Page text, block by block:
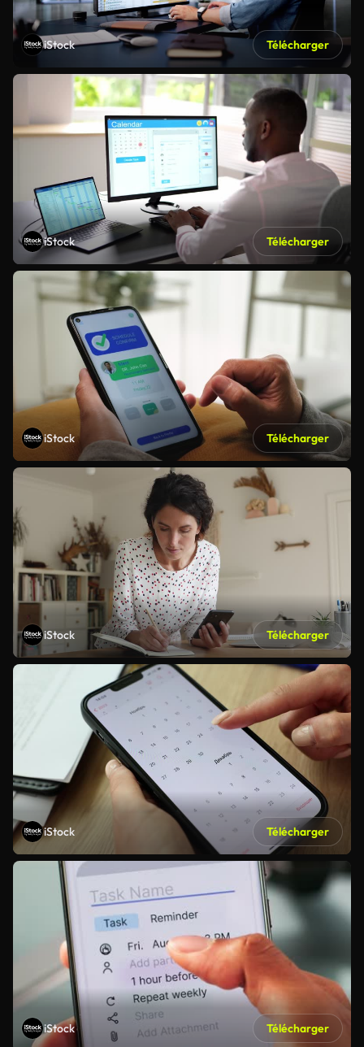
iStock Télécharger
iStock Télécharger
iStock Télécharger
iStock Télécharger
iStock Télécharger
iStock Télécharger